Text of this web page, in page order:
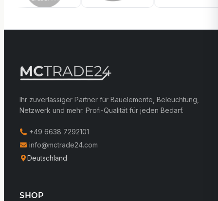
Ihr zuverlässiger Partner für Bauelemente, Beleuchtung,
Netzwerk und mehr. Profi-Qualität für jeden Bedarf.
+49 6638 7292101
info@mctrade24.com
Deutschland
SHOP